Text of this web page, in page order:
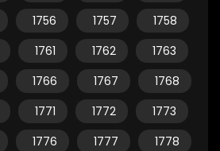
1756 1757
1758
1761 1762
1763
1766 1767
1768
1771 1772
1773
1776 1777
1778